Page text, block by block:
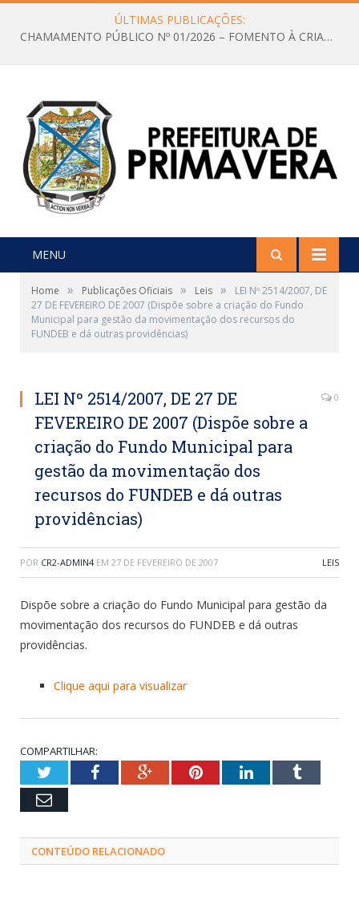
ÚLTIMAS PUBLICAÇÕES:
CHAMAMENTO PÚBLICO Nº 01/2026 – FOMENTO À CRIAÇÃO E A CIRCULAÇÃO DE PRODUÇÕES CULTURAIS – Aldir Blanc
MENU
Home » Publicações Oficiais » Leis »
LEI Nº 2514/2007, DE
27 DE FEVEREIRO DE 2007 (Dispõe sobre a criação do Fundo
Municipal para gestão da movimentação dos recursos do
FUNDEB e dá outras providências)
LEI Nº 2514/2007, DE 27 DE
FEVEREIRO DE 2007 (Dispõe sobre a
criação do Fundo Municipal para
gestão da movimentação dos
recursos do FUNDEB e dá outras
providências)
0
POR CR2-ADMIN4 EM 27 DE FEVEREIRO DE 2007 LEIS
Dispõe sobre a criação do Fundo Municipal para gestão da
movimentação dos recursos do FUNDEB e dá outras
providências.
Clique aqui para visualizar
COMPARTILHAR:
TwitterFacebookGoogle+PinterestLinkedInTumblr
Email
CONTEÚDO RELACIONADO